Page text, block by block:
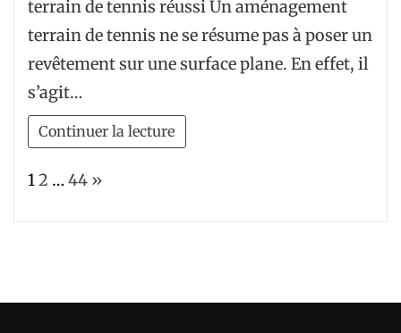
entreprise
spécialisée
terrain de tennis réussi Un aménagement
terrain de tennis ne se résume pas à poser un
revêtement sur une surface plane. En effet, il
s’agit…
Continuer la lecture
Page:
12 … 44 Next
»